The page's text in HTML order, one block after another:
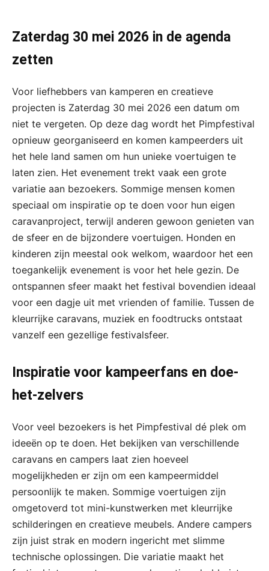
Zaterdag 30 mei 2026 in de agenda
zetten
Voor liefhebbers van kamperen en creatieve
projecten is Zaterdag 30 mei 2026 een datum om
niet te vergeten. Op deze dag wordt het Pimpfestival
opnieuw georganiseerd en komen kampeerders uit
het hele land samen om hun unieke voertuigen te
laten zien. Het evenement trekt vaak een grote
variatie aan bezoekers. Sommige mensen komen
speciaal om inspiratie op te doen voor hun eigen
caravanproject, terwijl anderen gewoon genieten van
de sfeer en de bijzondere voertuigen. Honden en
kinderen zijn meestal ook welkom, waardoor het een
toegankelijk evenement is voor het hele gezin. De
ontspannen sfeer maakt het festival bovendien ideaal
voor een dagje uit met vrienden of familie. Tussen de
kleurrijke caravans, muziek en foodtrucks ontstaat
vanzelf een gezellige festivalsfeer.
Inspiratie voor kampeerfans en doe-
het-zelvers
Voor veel bezoekers is het Pimpfestival dé plek om
ideeën op te doen. Het bekijken van verschillende
caravans en campers laat zien hoeveel
mogelijkheden er zijn om een kampeermiddel
persoonlijk te maken. Sommige voertuigen zijn
omgetoverd tot mini-kunstwerken met kleurrijke
schilderingen en creatieve meubels. Andere campers
zijn juist strak en modern ingericht met slimme
technische oplossingen. Die variatie maakt het